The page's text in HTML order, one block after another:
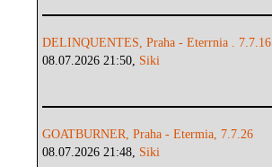
DELINQUENTES, Praha - Eterrnia . 7.7.16
08.07.2026 21:50, Siki
GOATBURNER, Praha - Etermia, 7.7.26
08.07.2026 21:48, Siki